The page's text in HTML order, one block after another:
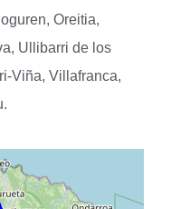
Oreitia,
Ullibarri de los
Viña, Villafranca,